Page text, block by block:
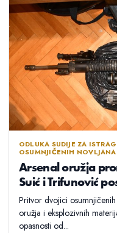
ODLUKA SUDIJE ZA
OSUMNJIČENIH NOVLJANA
Arsenal oružja
Suić i Trifunović
Pritvor dvojici
oružja i eksplozivnih
opasnosti od...